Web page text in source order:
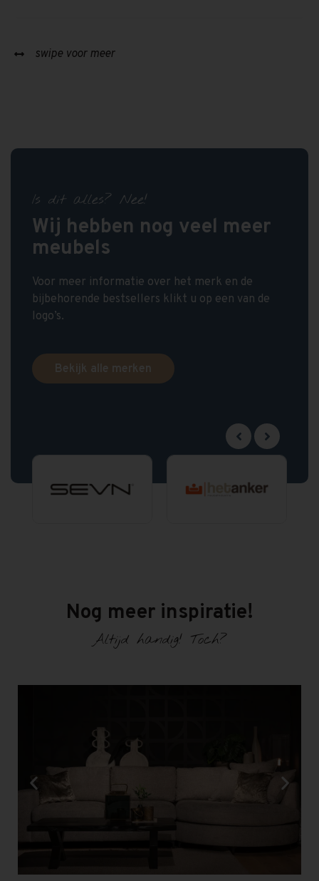
swipe voor meer
Is dit alles? Nee!
Wij hebben nog veel meer
meubels
Voor meer informatie over het merk en de
bijbehorende bestsellers klikt u op een van de
logo’s.
Bekijk alle merken
Nog meer inspiratie!
Altijd handig! Toch?